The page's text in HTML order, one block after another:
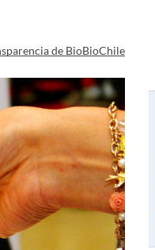
de BioBioChile